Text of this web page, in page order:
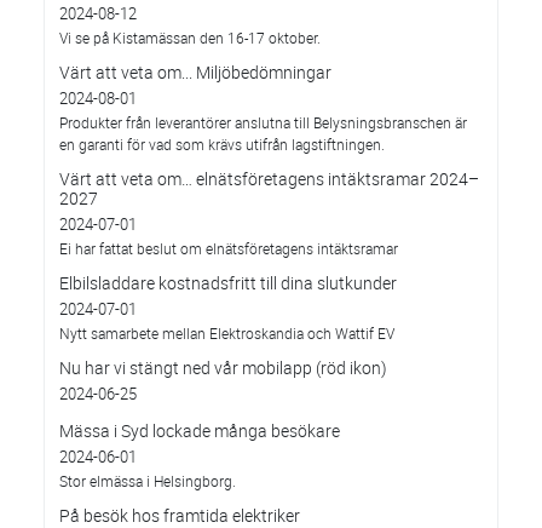
2024-08-12
Vi se på Kistamässan den 16-17 oktober.
Värt att veta om... Miljöbedömningar
2024-08-01
Produkter från leverantörer anslutna till Belysningsbranschen är
en garanti för vad som krävs utifrån lagstiftningen.
Värt att veta om… elnätsföretagens intäktsramar 2024–
2027
2024-07-01
Ei har fattat beslut om elnätsföretagens intäktsramar
Elbilsladdare kostnadsfritt till dina slutkunder
2024-07-01
Nytt samarbete mellan Elektroskandia och Wattif EV
Nu har vi stängt ned vår mobilapp (röd ikon)
2024-06-25
Mässa i Syd lockade många besökare
2024-06-01
Stor elmässa i Helsingborg.
På besök hos framtida elektriker